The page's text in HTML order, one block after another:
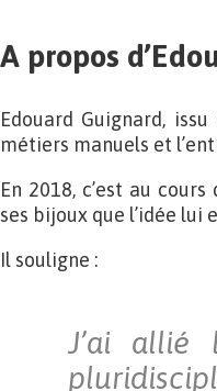
A propos
Edouard Guignard,
métiers manuels et
En 2018, c’est au
ses bijoux que l’idée
Il souligne :
J’ai allié